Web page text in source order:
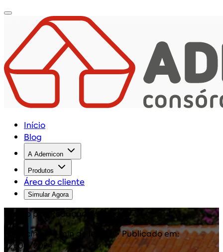
Início
Blog
A Ademicon
Produtos
Área do cliente
Simular Agora
Escrito por: Redação Ademicon
Patrocínios
, 4 min de leitura • Publicado em:
22/04/2024